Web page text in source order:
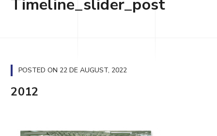
Timeline_slider_post
POSTED ON 22 DE AUGUST, 2022
2012